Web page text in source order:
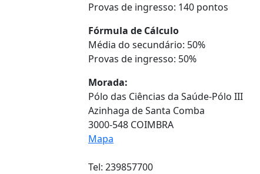
Provas de ingresso: 140 pontos
Fórmula de Cálculo
Média do secundário: 50%
Provas de ingresso: 50%
Morada:
Pólo das Ciências da Saúde-Pólo III
Azinhaga de Santa Comba
3000-548 COIMBRA
Mapa
Tel: 239857700